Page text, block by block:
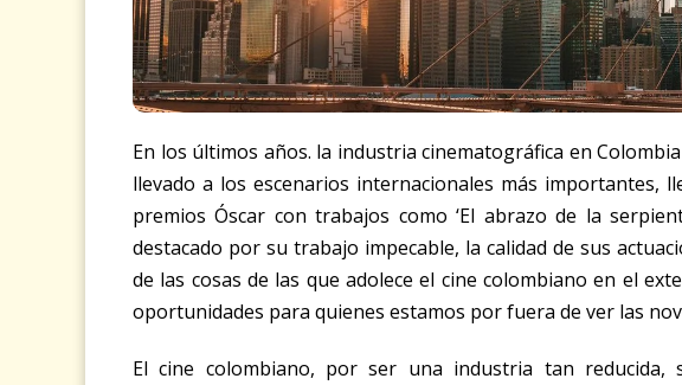
En los últimos años. la industria cinematográfica en
llevado a los escenarios internacionales más importantes,
premios Óscar con trabajos como ‘El abrazo de la
destacado por su trabajo impecable, la calidad de sus
de las cosas de las que adolece el cine colombiano en el
oportunidades para quienes estamos por fuera de ver las
El cine colombiano, por ser una industria tan